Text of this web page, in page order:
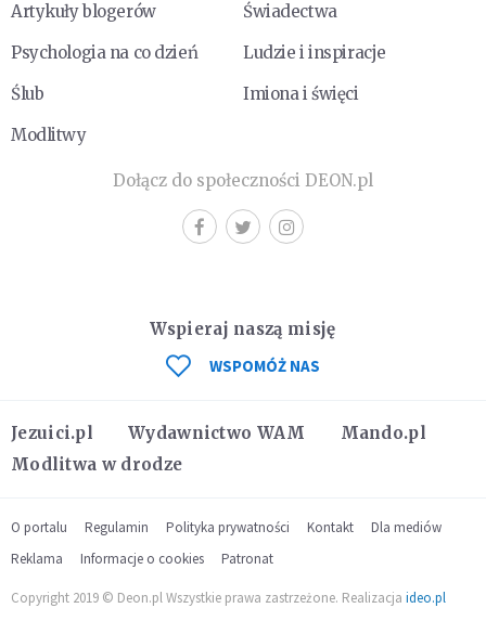
Artykuły blogerów
Świadectwa
Psychologia na co dzień
Ludzie i inspiracje
Ślub
Imiona i święci
Modlitwy
Dołącz do społeczności DEON.pl
Jezuici.pl Wydawnictwo WAM
Mando.pl
Modlitwa w drodze
Wspieraj naszą misję
WSPOMÓŻ NAS
O portalu Regulamin Polityka prywatności Kontakt
Dla mediów
Reklama
Informacje o cookies Patronat
Copyright 2019 © Deon.pl Wszystkie prawa zastrzeżone. Realizacja ideo.pl